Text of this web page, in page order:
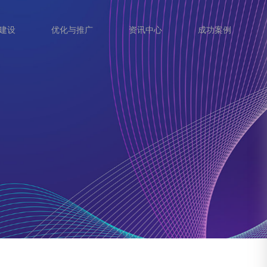
设 优化与推广 资讯中心 成功案例